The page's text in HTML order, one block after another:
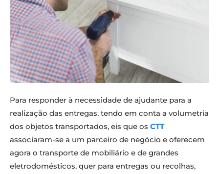
Para responder à necessidade de ajudante para a
realização das entregas, tendo em conta a volumetria
dos objetos transportados, eis que os CTT
associaram-se a um parceiro de negócio e oferecem
agora o transporte de mobiliário e de grandes
eletrodomésticos, quer para entregas ou recolhas,